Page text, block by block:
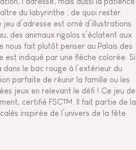
du labyrinthe : de quoi rester
d’adresse est orné d’illustrations
des animaux rigolos s’éclatent aux
nous fait plutôt penser au Palais des
est indiqué par une flèche colorée. Si
le bac rouge à l’extérieur du
parfaite de réunir la famille ou les
jeux en relevant le défi ! Ce jeu de
certifié FSC™. Il fait partie de la
inspirée de l’univers de la fête